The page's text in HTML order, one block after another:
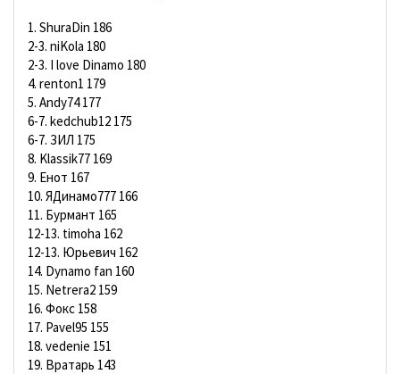
1. ShuraDin 186
2-3. niKola 180
2-3. I love Dinamo 180
4. renton1 179
5. Andy74 177
6-7. kedchub12 175
6-7. ЗИЛ 175
8. Klassik77 169
9. Енот 167
10. ЯДинамо777 166
11. Бурмант 165
12-13. timoha 162
12-13. Юрьевич 162
14. Dynamo fan 160
15. Netrera2 159
16. Фокс 158
17. Pavel95 155
18. vedenie 151
19. Вратарь 143